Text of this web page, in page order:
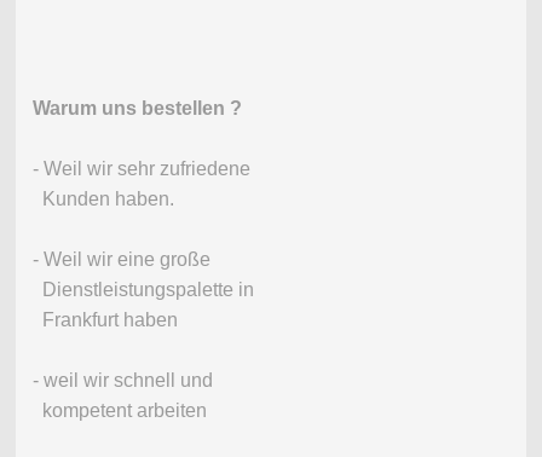
Warum uns bestellen ?
- Weil wir sehr zufriedene
Kunden haben.
- Weil wir eine große
Dienstleistungspalette in
Frankfurt haben
- weil wir schnell und
kompetent arbeiten